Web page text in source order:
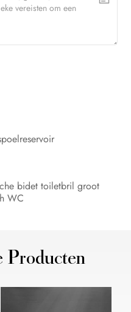
bidet toiletbril groot
WC
Producten